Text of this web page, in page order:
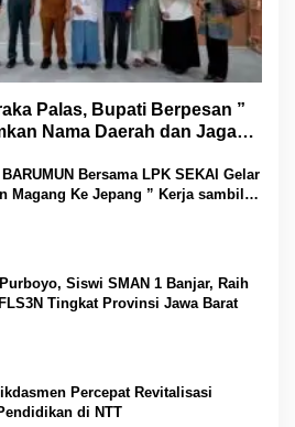
Palas, Bupati Berpesan ”
Nama Daerah dan Jaga
Bersama LPK SEKAI Gelar
Magang Ke Jepang ” Kerja sambil
Siswi SMAN 1 Banjar, Raih
Tingkat Provinsi Jawa Barat
Percepat Revitalisasi
di NTT